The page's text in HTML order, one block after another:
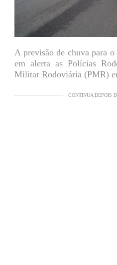
A previsão de chuva para
em alerta as Polícias
Militar Rodoviária (PMR)
CONTINUA DEPOIS